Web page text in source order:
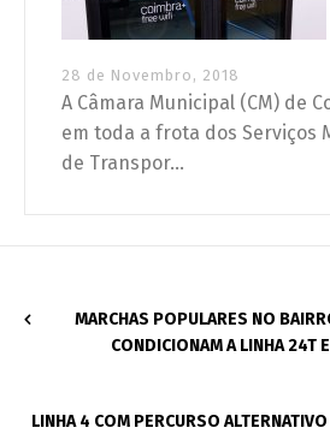
28 de Novembro, 2018
A Câmara Municipal (CM) de
em toda a frota dos Serviços
de Transpor...
MARCHAS POPULARES NO
CONDICIONAM A LINHA 24T
LINHA 4 COM PERCURSO